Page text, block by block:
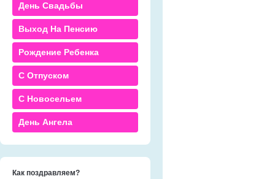
День Свадьбы
Выход На Пенсию
Рождение Ребенка
С Отпуском
С Новосельем
День Ангела
Как поздравляем?